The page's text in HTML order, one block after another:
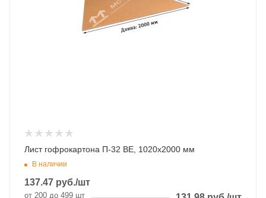
Лист гофрокартона П-32 ВЕ, 1020х2000 мм
В наличии
137.47 руб./шт
от 200 до 499 шт